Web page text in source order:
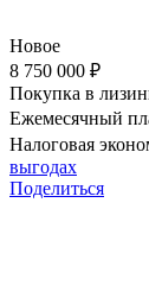
Новое
8 750 000 ₽
Покупка в
Ежемесячный
Налоговая
выгодах
Поделиться